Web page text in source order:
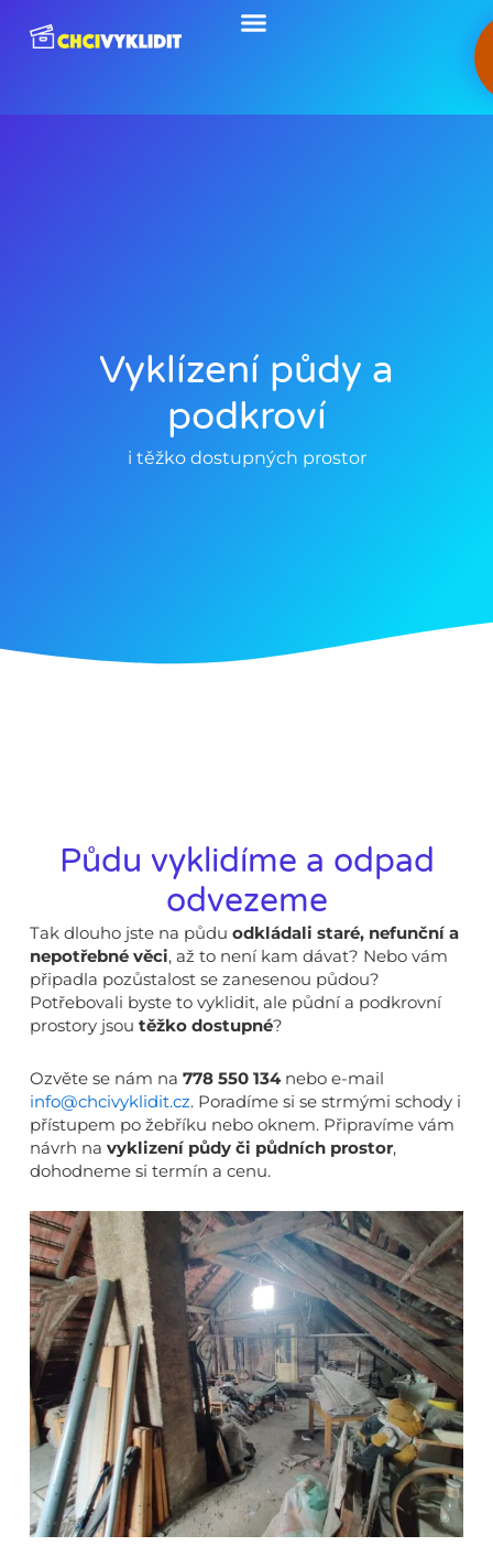
Vyklízení půdy a
podkroví
i těžko dostupných prostor
Půdu vyklidíme a odpad
odvezeme
Tak dlouho jste na půdu odkládali staré, nefunční a
nepotřebné věci, až to není kam dávat? Nebo vám
připadla pozůstalost se zanesenou půdou?
Potřebovali byste to vyklidit, ale půdní a podkrovní
prostory jsou těžko dostupné?
Ozvěte se nám na 778 550 134nebo e-mail
info@chcivyklidit.cz. Poradíme si se strmými schody i
přístupem po žebříku nebo oknem. Připravíme vám
návrh na vyklizení půdy či půdních prostor,
dohodneme si termín a cenu.